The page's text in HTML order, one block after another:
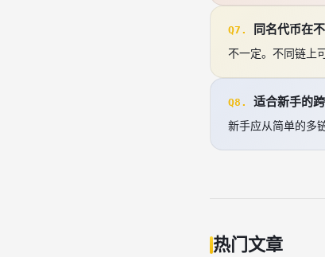
Q7. 同名代币在
不一定。不同链上
Q8. 适合新手的
新手应从简单的多
热门文章